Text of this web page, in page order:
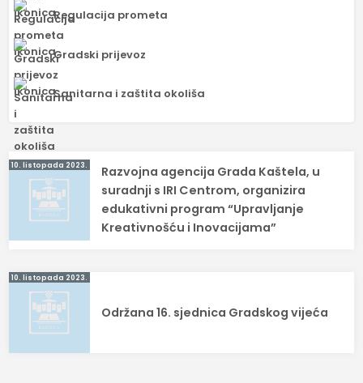
Regulacija prometa
Gradski prijevoz
Sanitarna i zaštita okoliša
Navigacija
objava
10. listopada 2023.
Razvojna agencija Grada Kaštela, u
suradnji s IRI Centrom, organizira
edukativni program “Upravljanje
Kreativnošću i Inovacijama”
10. listopada 2023.
Održana 16. sjednica Gradskog vijeća